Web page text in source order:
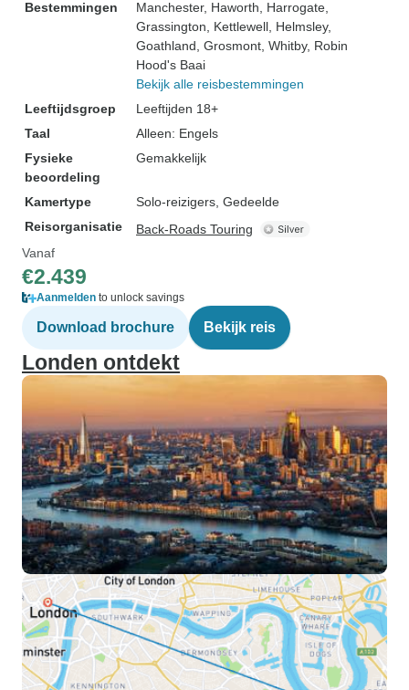
Bestemmingen Manchester, Haworth , Harrogate
Grassington , Kettlewell , Helmsley,
Goathland , Grosmont , Whitby, Robin
Hood's Baai
Bekijk alle reisbestemmingen
Leeftijdsgroep
Leeftijden 18+
Taal
Alleen: Engels
Fysieke
beoordeling
Gemakkelijk
Kamertype
Solo-reizigers, Gedeelde
Reisorganisatie
Back-Roads Touring
Vanaf
€2.439
Aanmelden to unlock savings
Download brochure Bekijk reis
Londen ontdekt